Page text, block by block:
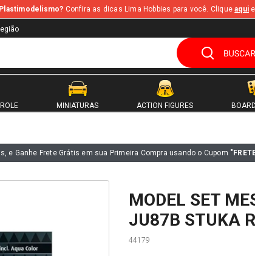
Confira as dicas Lima Hobbies para você. Cliqueaqui
MINIATURAS ACTION FIGURES
e Ganhe Frete Grátis em sua Primeira Compra usando o Cupom
MODEL SET
JU87B STUKA
44179